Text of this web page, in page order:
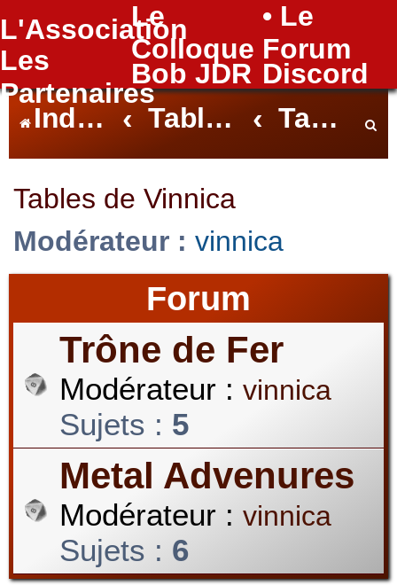
L'Association
Le
Colloque
• Le
Forum
Les
Partenaires
Bob JDR Discord
FAQ
Index du forum Tables Nantaises Tables de Vinnica
h
r
Tables de Vinnica
Modérateur : vinnica
Forum
Trône de Fer
Modérateur : vinnica
Sujets : 5
Metal Advenures
Modérateur : vinnica
Sujets : 6